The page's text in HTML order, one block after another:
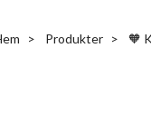
Produkter 🧡